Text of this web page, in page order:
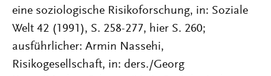
eine soziologische Risikoforschung, in: Soziale
Welt 42 (1991), S. 258-277, hier S. 260;
ausführlicher: Armin Nassehi,
Risikogesellschaft, in: ders./Georg